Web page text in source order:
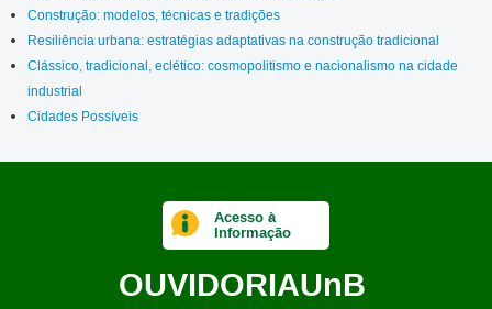
Construção: modelos, técnicas e tradições
Resiliência urbana: estratégias adaptativas na construção tradicional
Clássico, tradicional, eclético: cosmopolitismo e nacionalismo na cidade
industrial
Cidades Possíveis
Acesso à
Informação
OUVIDORIAUnB